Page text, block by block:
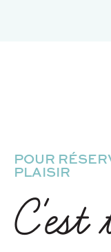
POUR
PLAISIR